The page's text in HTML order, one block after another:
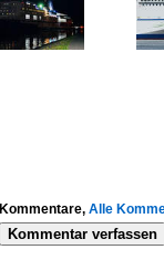
Kommentare, Alle
Kommentar verfassen